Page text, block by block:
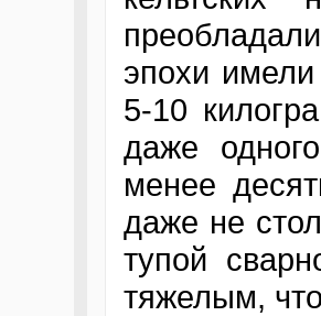
эпохи
5-10
даже
менее
даже не
тупой
тяжелым,